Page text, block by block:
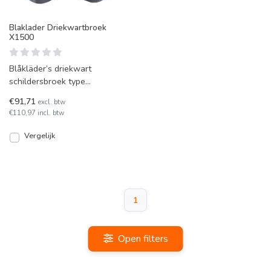
Blaklader Driekwartbroek
X1500
Blåkläder’s driekwart
schildersbroek type
en heeft een zak voor kwast
€91,71 excl. btw
€110,97 incl. btw
Vergelijk
1
Open filters